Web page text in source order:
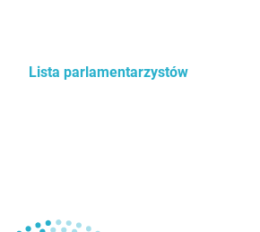
Lista parlamentarzystów